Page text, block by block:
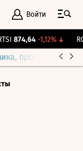
Войти
874,64 -1,12%↓
прогнозы